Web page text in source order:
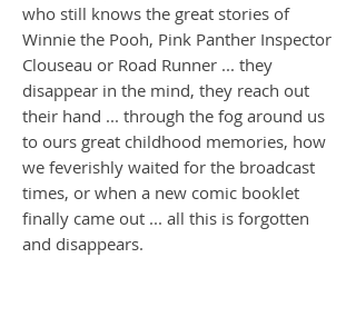
who still knows the great stories of
Winnie the Pooh, Pink Panther Inspector
Clouseau or Road Runner ... they
disappear in the mind, they reach out
their hand ... through the fog around us
to ours great childhood memories, how
we feverishly waited for the broadcast
times, or when a new comic booklet
finally came out ... all this is forgotten
and disappears.